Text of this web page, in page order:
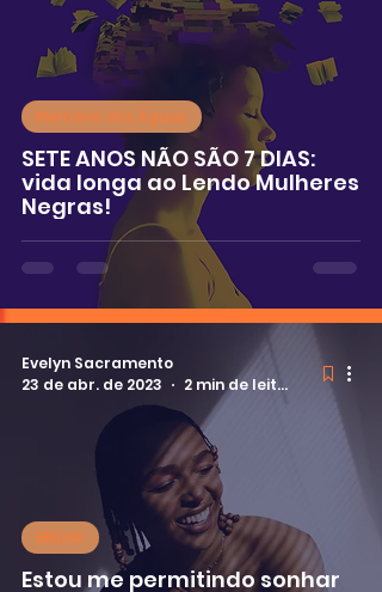
SETE ANOS NÃO SÃO 7 DIAS:
vida longa ao Lendo Mulheres
Negras!
Memória das Águas
Estou me permitindo sonhar
BRILHA!
Evelyn Sacramento
23 de abr. de 2023
2 min de leitura